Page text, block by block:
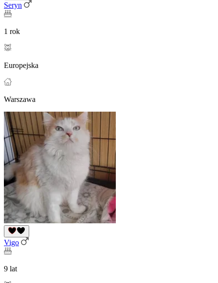
Seryn
1 rok
Europejska
Warszawa
Vigo
9 lat